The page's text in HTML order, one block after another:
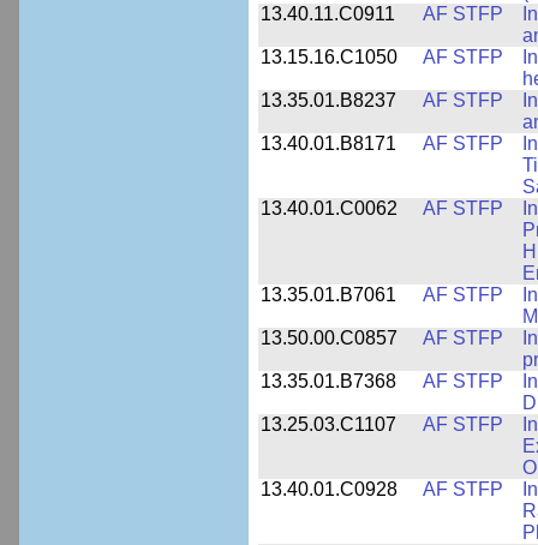
13.40.11.C0911
AF STFP
13.15.16.C1050
AF STFP
13.35.01.B8237
AF STFP
13.40.01.B8171
AF STFP
13.40.01.C0062
AF STFP
13.35.01.B7061
AF STFP
13.50.00.C0857
AF STFP
13.35.01.B7368
AF STFP
13.25.03.C1107
AF STFP
13.40.01.C0928
AF STFP